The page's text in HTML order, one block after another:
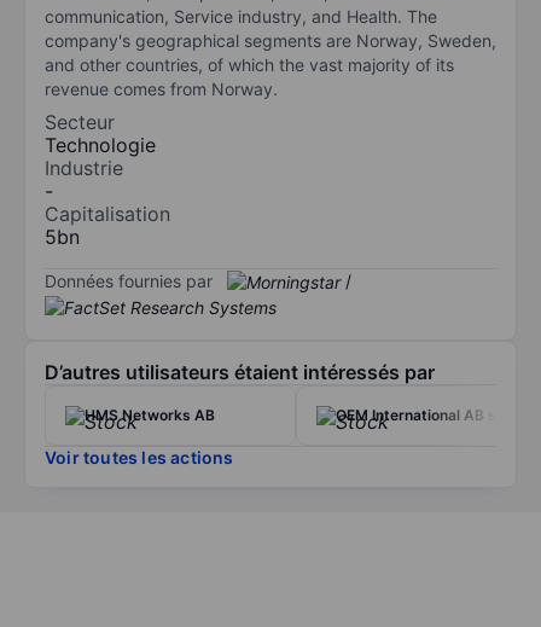
communication, Service industry, and Health. The
company's geographical segments are Norway, Sweden,
and other countries, of which the vast majority of its
revenue comes from Norway.
Secteur
Technologie
Industrie
-
Capitalisation
5bn
Données fournies par /
D’autres utilisateurs étaient intéressés par
HMS Networks AB OEM International AB ser. B
Voir toutes les actions